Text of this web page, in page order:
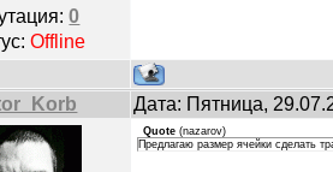
0
Offline
Дата: Пятница,
Quote (nazarov)
Предлагаю размер ячейки сделать